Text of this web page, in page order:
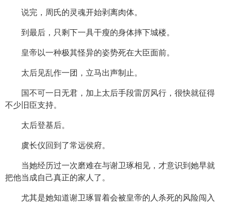
说完，周氏的灵魂开始剥离肉体。
到最后，只剩下一具干瘦的身体摔下城楼。
皇帝以一种极其怪异的姿势死在大臣面前。
太后见乱作一团，立马出声制止。
国不可一日无君，加上太后手段雷厉风行，很快就征得
不少旧臣支持。
太后登基后。
虞长仪回到了常远侯府。
当她经历过一次磨难在与谢卫琢相见，才意识到她早就
把他当成自己真正的家人了。
尤其是她知道谢卫琢冒着会被皇帝的人杀死的风险闯入